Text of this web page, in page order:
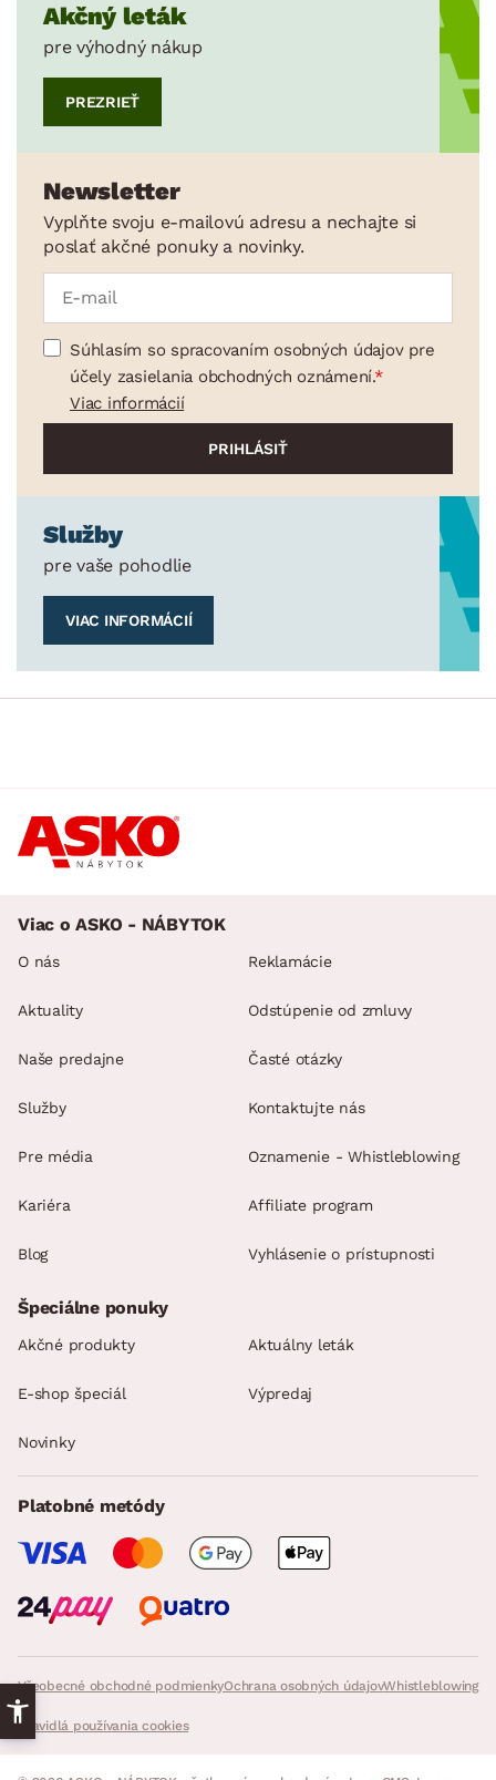
Akčný leták
pre výhodný nákup
PREZRIEŤ
Newsletter
Vyplňte svoju e-mailovú adresu a nechajte si
poslať akčné ponuky a novinky.
Súhlasím so spracovaním osobných údajov pre
účely zasielania obchodných oznámení.
Viac informácií
Služby
pre vaše pohodlie
VIAC INFORMÁCIÍ
Viac o ASKO - NÁBYTOK
O nás
Aktuality
Naše predajne
Služby
Pre média
Kariéra
Blog
Reklamácie
Odstúpenie od zmluvy
Časté otázky
Kontaktujte nás
Oznamenie - Whistleblowing
Affiliate program
Vyhlásenie o prístupnosti
Všeobecné obchodné podmienkyOchrana osobných údajovWhistleblowing
Pravidlá používania cookies
Špeciálne ponuky
Akčné produkty Aktuálny leták
E-shop špeciál Výpredaj
Novinky
Platobné metódy